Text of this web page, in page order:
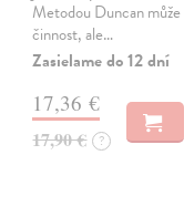
Metodou Duncan
činnost, ale…
Zasielame do 12 dní
17,36 €
17,90 € ?